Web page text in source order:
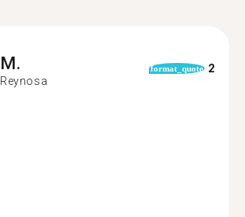
M.
Reynosa
format_quote 2